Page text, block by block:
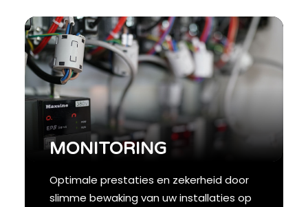
MONITORING
Optimale prestaties en zekerheid door
slimme bewaking van uw installaties op